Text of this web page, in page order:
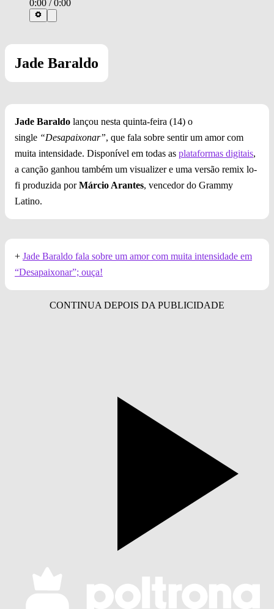
0:00 /0:00
Jade Baraldo
Jade Baraldo lançou nesta quinta-feira (14) o
single “Desapaixonar”, que fala sobre sentir um amor com
muita intensidade. Disponível em todas as plataformas digitais,
a canção ganhou também um visualizer e uma versão remix lo-
fi produzida porMárcio Arantes, vencedor do Grammy
Latino.
+ Jade Baraldo fala sobre um amor com muita intensidade em
“Desapaixonar”; ouça!